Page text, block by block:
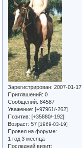
Зарегистрирован: 2007-01-17
Приглашений: 0
Сообщений: 84587
Уважение: [+97961/-262]
Позитив: [+35880/-192]
Возраст: 57[1969-03-19]
Провел на форуме:
1 год 3 месяца
Последний визит: